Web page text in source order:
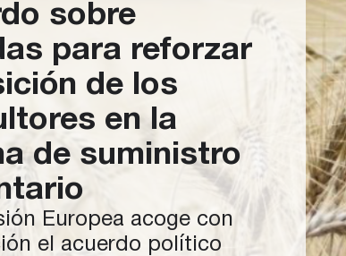
sobre
para reforzar
de los
en la
de suministro
Europea acoge con
el acuerdo político